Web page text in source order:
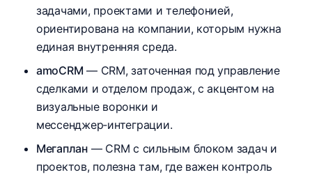
задачами, проектами и телефонией,
ориентирована на компании, которым нужна
единая внутренняя среда.
amoCRM — CRM, заточенная под управление
сделками и отделом продаж, с акцентом на
визуальные воронки и
мессенджер‑интеграции.
Мегаплан— CRM с сильным блоком задач и
проектов, полезна там, где важен контроль